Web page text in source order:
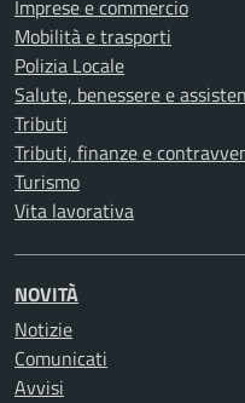
Imprese e commercio
Mobilità e trasporti
Polizia Locale
Salute, benessere e
Tributi
Tributi, finanze e
Turismo
Vita lavorativa
NOVITÀ
Notizie
Comunicati
Avvisi